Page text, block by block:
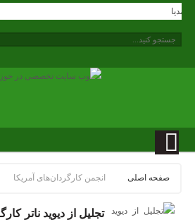
مدیا
صفحه اصلی انجمن کارگردان‌های آمریکا
تجلیل از دیوید ناتر